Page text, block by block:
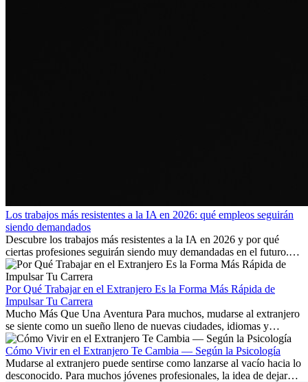
Los trabajos más resistentes a la IA en 2026: qué empleos seguirán
siendo demandados
Descubre los trabajos más resistentes a la IA en 2026 y por qué
ciertas profesiones seguirán siendo muy demandadas en el futuro.
Aprende qué habilidades serán clave y qué oportunidades laborales
existen a nivel internacional.
Por Qué Trabajar en el Extranjero Es la Forma Más Rápida de
Impulsar Tu Carrera
Mucho Más Que Una Aventura Para muchos, mudarse al extranjero
se siente como un sueño lleno de nuevas ciudades, idiomas y
culturas. Pero más allá de la...
Cómo Vivir en el Extranjero Te Cambia — Según la Psicología
Mudarse al extranjero puede sentirse como lanzarse al vacío hacia lo
desconocido. Para muchos jóvenes profesionales, la idea de dejar